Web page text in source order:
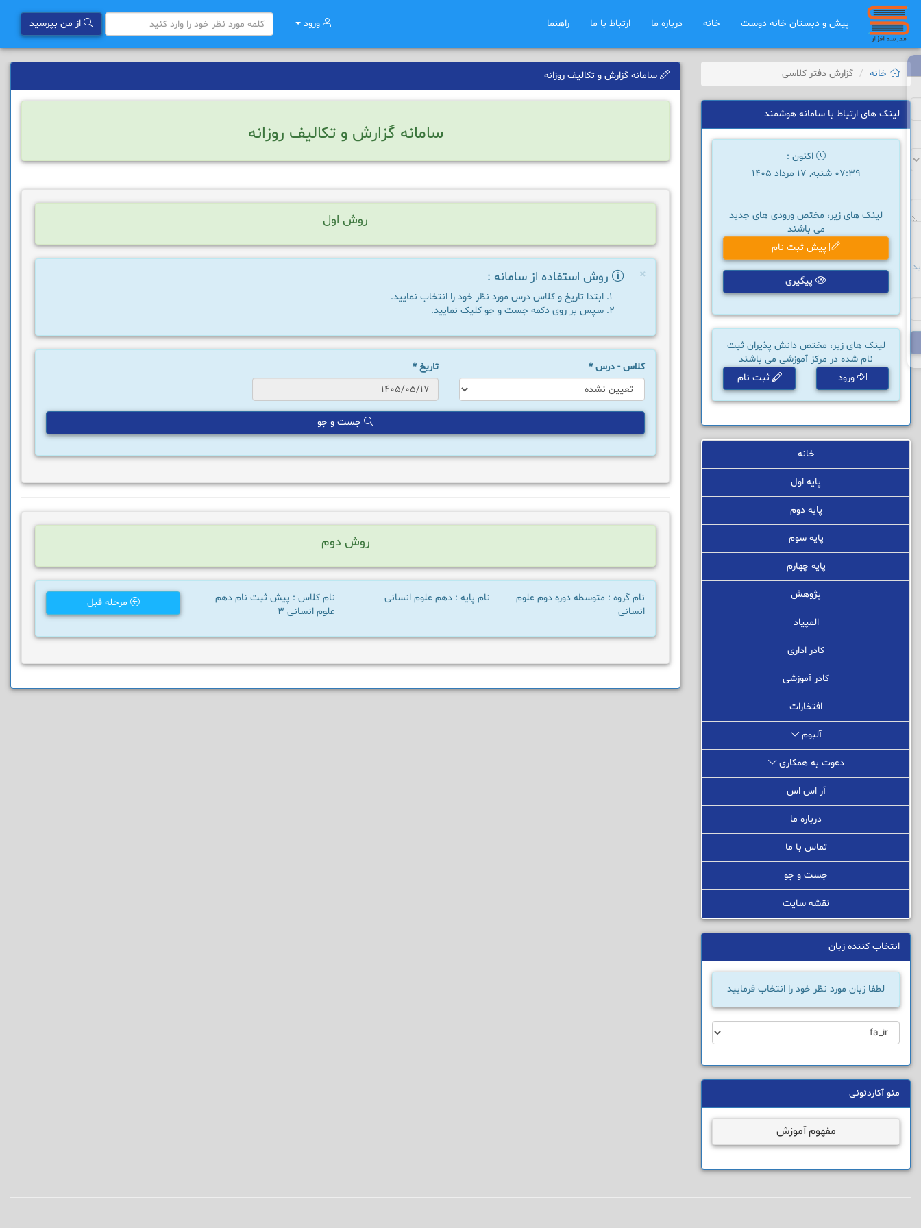
پیش و دبستان خانه دوست خانه درباره ما ارتباط با ما راهنما از من بپرسید ورود
سامانه گزارش و تکالیف روزانه
سامانه گزارش و تکالیف روزانه
روش اول
× روش استفاده از سامانه :
ابتدا تاریخ و کلاس درس مورد نظر خود را انتخاب نمایید.
سپس بر روی دکمه جست و جو کلیک نمایید.
کلاس - درس* تاریخ*
جست و جو
روش دوم
نام گروه : متوسطه دوره دوم علوم
انسانی
نام پایه : دهم علوم انسانی
نام کلاس : پیش ثبت نام دهم
علوم انسانی 3
مرحله قبل
خانه گزارش دفتر کلاسی
لینک های ارتباط با سامانه هوشمند
اکنون :
07:39 شنبه, 17 مرداد 1405
لینک های زیر، مختص ورودی های جدید
می باشند
پیش ثبت نام
پیگیری
لینک های زیر، مختص دانش پذیران ثبت
نام شده در مرکز آموزشی می باشند
ورود
ثبت نام
خانه
پایه اول
پایه دوم
پایه سوم
پایه چهارم
پژوهش
المپیاد
کادر اداری
کادر آموزشی
افتخارات
آلبوم
دعوت به همکاری
آر اس اس
درباره ما
تماس با ما
جست و جو
نقشه سایت
انتخاب کننده زبان
لطفا زبان مورد نظر خود را انتخاب فرمایید
منو آکاردئونی
مفهوم آموزش